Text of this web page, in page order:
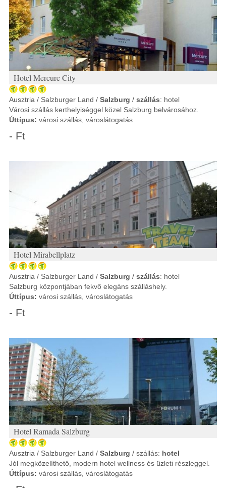
Hotel Mercure City
Ausztria / Salzburger Land / Salzburg / szállás: hotel
Városi szállás kerthelyiséggel közel Salzburg belvárosához.
Úttípus: városi szállás, városlátogatás
- Ft
Hotel Mirabellplatz
Ausztria / Salzburger Land / Salzburg / szállás: hotel
Salzburg központjában fekvő elegáns szálláshely.
Úttípus: városi szállás, városlátogatás
- Ft
Hotel Ramada Salzburg
Ausztria / Salzburger Land / Salzburg / szállás: hotel
Jól megközelíthető, modern hotel wellness és üzleti részleggel.
Úttípus: városi szállás, városlátogatás